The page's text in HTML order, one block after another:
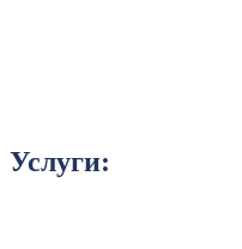
Услуги: